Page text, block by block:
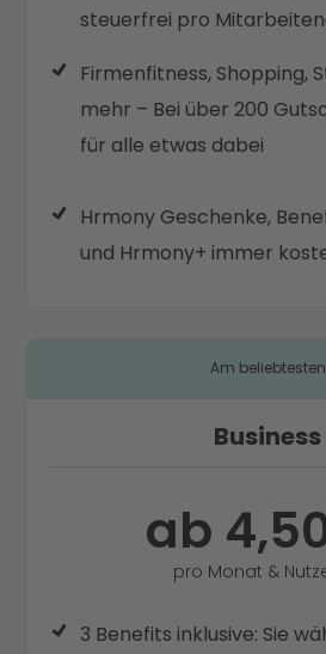
steuerfrei pro
Firmenfitness, Shopping,
mehr – Bei über 200
für alle etwas dabei
Hrmony Geschenke,
und Hrmony+ immer
Am beliebtesten
Business
ab
pro Monat &
3 Benefits inklusive: Sie